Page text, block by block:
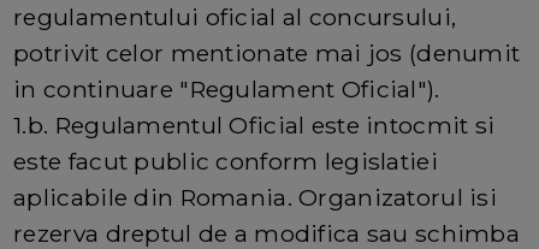
regulamentului oficial al concursului,
potrivit celor mentionate mai jos (denumit
in continuare "Regulament Oficial").
1.b. Regulamentul Oficial este intocmit si
este facut public conform legislatiei
aplicabile din Romania. Organizatorul isi
rezerva dreptul de a modifica sau schimba